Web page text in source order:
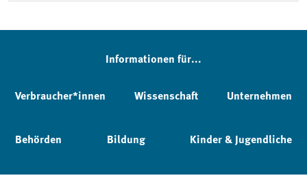
Informationen für...
Verbraucher*innen Wissenschaft Unternehmen
Behörden Bildung Kinder & Jugendliche